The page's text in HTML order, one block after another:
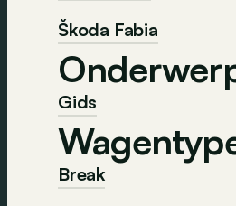
Škoda Fabia
Gids
Break